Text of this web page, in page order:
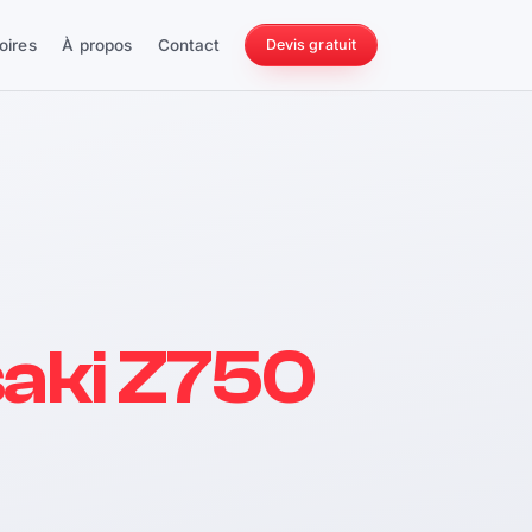
À propos Contact Devis gratuit
228 Nm
Z750